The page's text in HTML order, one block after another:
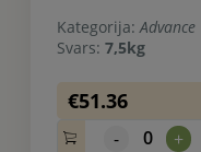
Kategorija: Advance
Svars: 7,5kg
€51.36
- 0 +